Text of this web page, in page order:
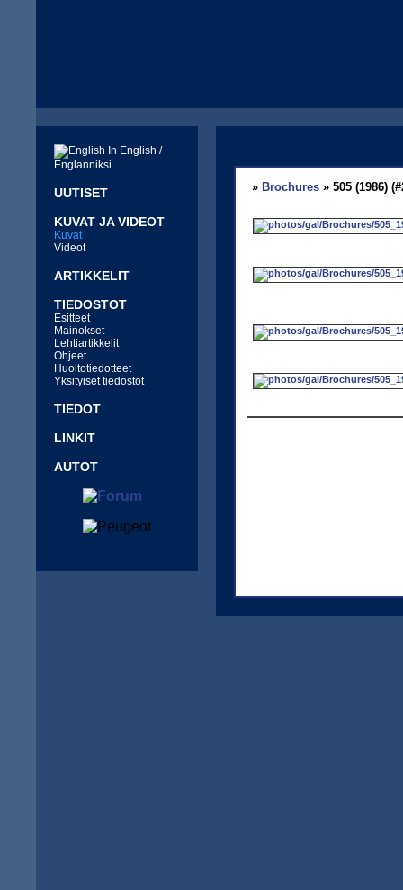
In English /
Englanniksi
UUTISET
KUVAT JA VIDEOT
Kuvat
Videot
ARTIKKELIT
TIEDOSTOT
Esitteet
Mainokset
Lehtiartikkelit
Ohjeet
Huoltotiedotteet
Yksityiset tiedostot
TIEDOT
LINKIT
AUTOT
» Brochures » 505 (1986)